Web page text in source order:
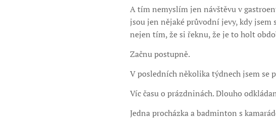
A tím nemyslím jen návštěvu v
jsou jen nějaké průvodní jevy, kdy
nejen tím, že si řeknu, že je to holt
Začnu postupně.
V posledních několika týdnech jsem se
Víc času o prázdninách. Dlouho
Jedna procházka a badminton s